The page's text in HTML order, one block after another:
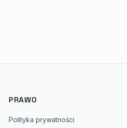
PRAWO
Polityka prywatności